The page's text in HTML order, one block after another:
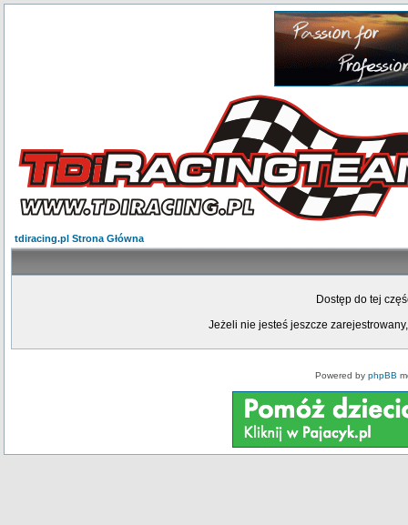
tdiracing.pl Strona Główna
Dostęp do tej
Jeżeli nie jesteś jeszcze
Powered by phpBB